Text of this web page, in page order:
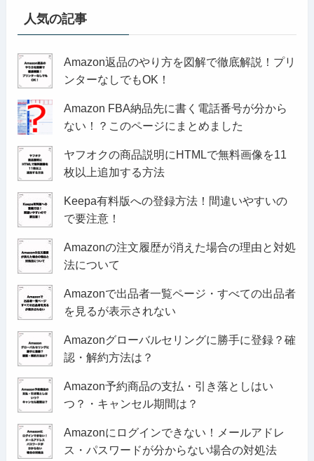
人気の記事
Amazon返品のやり方を図解で徹底解説！プリ
ンターなしでもOK！
Amazon FBA納品先に書く電話番号が分から
ない！？このページにまとめました
ヤフオクの商品説明にHTMLで無料画像を11
枚以上追加する方法
Keepa有料版への登録方法！間違いやすいの
で要注意！
Amazonの注文履歴が消えた場合の理由と対処
法について
Amazonで出品者一覧ページ・すべての出品者
を見るが表示されない
Amazonグローバルセリングに勝手に登録？確
認・解約方法は？
Amazon予約商品の支払・引き落としはい
つ？・キャンセル期間は？
Amazonにログインできない！メールアドレ
ス・パスワードが分からない場合の対処法